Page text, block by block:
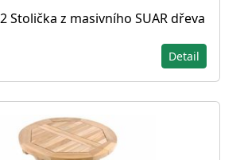
Stolička z masivního SUAR dřeva
Detail